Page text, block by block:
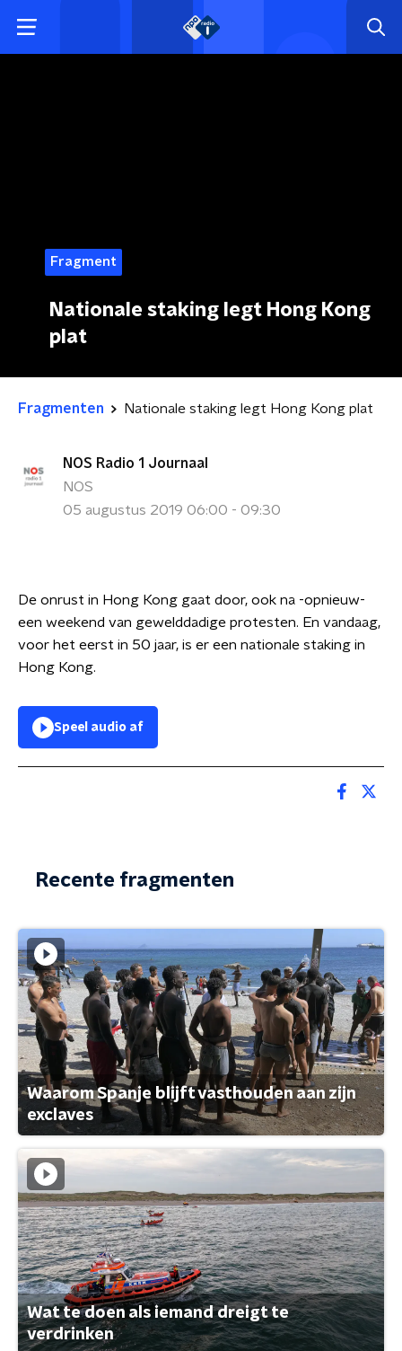
Fragment
Nationale staking legt Hong Kong
plat
Fragmenten Nationale staking legt Hong Kong plat
NOS Radio 1 Journaal
NOS
05 augustus 2019 06:00 - 09:30
De onrust in Hong Kong gaat door, ook na -opnieuw-
een weekend van gewelddadige protesten. En vandaag,
voor het eerst in 50 jaar, is er een nationale staking in
Hong Kong.
Speel audio af
Recente fragmenten
Waarom Spanje blijft vasthouden aan zijn
exclaves
Wat te doen als iemand dreigt te
verdrinken